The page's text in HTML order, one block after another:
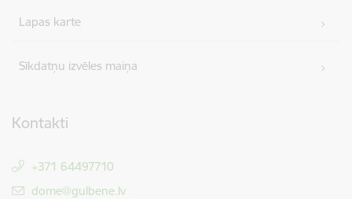
Lapas karte
Sīkdatņu izvēles maiņa
Kontakti
+371 64497710
E-pasts:
dome@gulbene.lv